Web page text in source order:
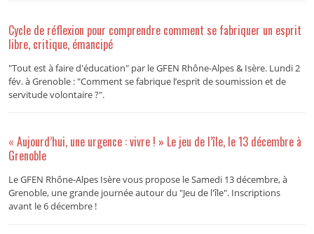
Cycle de réflexion pour comprendre comment se fabriquer un esprit
libre, critique, émancipé
"Tout est à faire d'éducation" par le GFEN Rhône-Alpes & Isère. Lundi 2
fév. à Grenoble : "Comment se fabrique l’esprit de soumission et de
servitude volontaire ?".
« Aujourd’hui, une urgence : vivre ! » Le jeu de l’île, le 13 décembre à
Grenoble
Le GFEN Rhône-Alpes Isère vous propose le Samedi 13 décembre, à
Grenoble, une grande journée autour du "Jeu de l'île". Inscriptions
avant le 6 décembre !